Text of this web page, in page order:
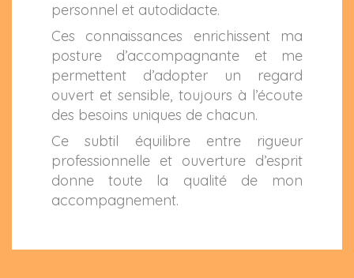
personnel et autodidacte.
Ces connaissances enrichissent ma
posture d’accompagnante et me
permettent d’adopter un regard
ouvert et sensible, toujours à l’écoute
des besoins uniques de chacun.
Ce subtil équilibre entre rigueur
professionnelle et ouverture d’esprit
donne toute la qualité de mon
accompagnement.